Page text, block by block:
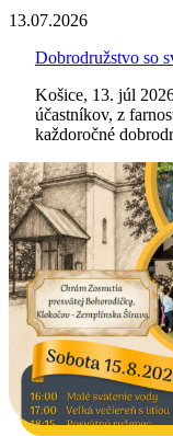
13.07.2026
Dobrodružstvo so
Košice, 13. júl
účastníkov, z
každoročné